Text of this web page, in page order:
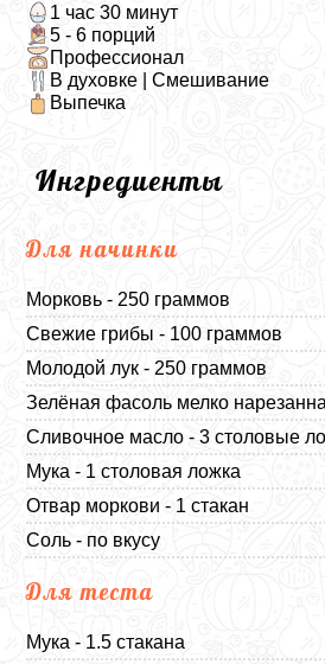
1 час 30 минут
5 - 6 порций
Профессионал
В духовке | Смешивание
Выпечка
Ингредиенты
Для начинки
Морковь - 250 граммов
Свежие грибы - 100 граммов
Молодой лук - 250 граммов
Зелёная фасоль мелко
Сливочное масло - 3 столовые
Мука - 1 столовая ложка
Отвар моркови - 1 стакан
Соль - по вкусу
Для теста
Мука - 1.5 стакана